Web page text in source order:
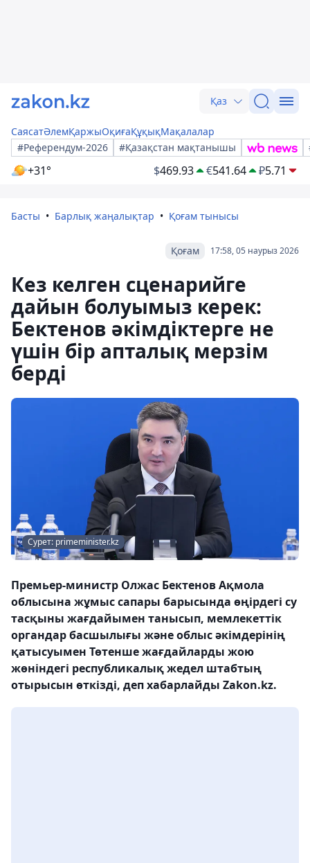
Қаз
СаясатӘлемҚаржыОқиғаҚұқықМақалалар
#Референдум-2026
#Қазақстан мақтанышы
+31° $469.93 €541.64 ₽5.71
Басты Барлық жаңалықтар Қоғам тынысы
17:58, 05 наурыз 2026
Қоғам
Кез келген сценарийге
дайын болуымыз керек:
Бектенов әкімдіктерге не
үшін бір апталық мерзім
берді
Сурет: primeminister.kz
Премьер-министр Олжас Бектенов Ақмола
облысына жұмыс сапары барысында өңірдегі су
тасқыны жағдайымен танысып, мемлекеттік
органдар басшылығы және облыс әкімдерінің
қатысуымен Төтенше жағдайларды жою
жөніндегі республикалық жедел штабтың
отырысын өткізді, деп хабарлайды Zakon.kz.